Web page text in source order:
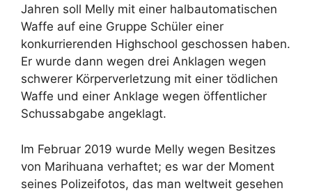
Jahren soll Melly mit einer halbautomatischen
Waffe auf eine Gruppe Schüler einer
konkurrierenden Highschool geschossen haben.
Er wurde dann wegen drei Anklagen wegen
schwerer Körperverletzung mit einer tödlichen
Waffe und einer Anklage wegen öffentlicher
Schussabgabe angeklagt.
Im Februar 2019 wurde Melly wegen Besitzes
von Marihuana verhaftet; es war der Moment
seines Polizeifotos, das man weltweit gesehen